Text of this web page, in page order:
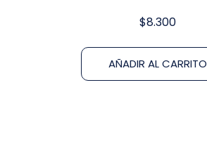
$8.300
AÑADIR AL CARRITO